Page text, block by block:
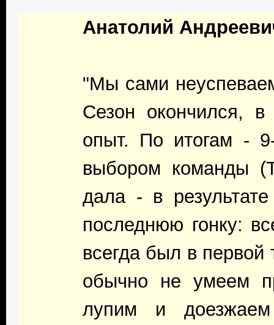
Анатолий
"Мы сами
Сезон окончился,
опыт. По итогам -
выбором команды
дала - в
последнюю гонку:
всегда был в первой
обычно не умеем
лупим и